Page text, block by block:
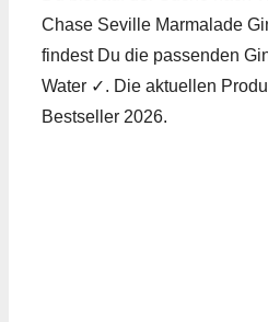
Chase Seville Marmalade
findest Du die passenden
Water ✓. Die aktuellen
Bestseller 2026.